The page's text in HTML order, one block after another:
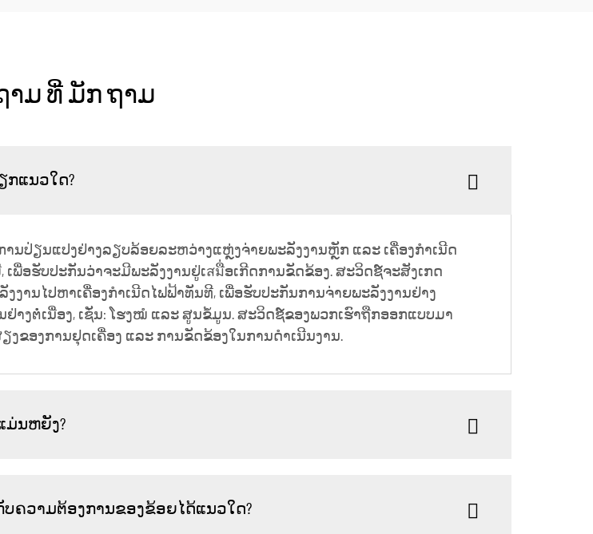
າມ ທີ່ ມັກ ຖາມ
ກແນວໃດ?
ນປ່ຽນແປງຢ່າງລຽບລ້ອຍລະຫວ່າງແຫຼ່ງຈ່າຍພະລັງງານຫຼັກ ແລະ ເຄື່ອງກຳເນີດ
ເພື່ອຮັບປະກັນວ່າຈະມີພະລັງງານຢູ່ເสมື່ອເກີດການຂັດຂ້ອງ. ສະວິດຊ໌ຈະສັງເກດ
ານໄປຫາເຄື່ອງກຳເນີດໄຟຟ້າທັນທີ, ເພື່ອຮັບປະກັນການຈ່າຍພະລັງງານຢ່າງ
າງຕໍ່ເນື່ອງ, ເຊັ່ນ: ໂຮງໝໍ ແລະ ສູນຂໍ້ມູນ. ສະວິດຊ໌ຂອງພວກເຮົາຖືກອອກແບບມາ
ຂອງການຢຸດເຄື່ອງ ແລະ ການຂັດຂ້ອງໃນການດຳເນີນງານ.
ມ່ນຫຍັງ?
ຄວາມຕ້ອງການຂອງຂ້ອຍໄດ້ແນວໃດ?